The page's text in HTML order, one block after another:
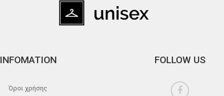
INFOMATION
Όροι χρήσης
FOLLOW US